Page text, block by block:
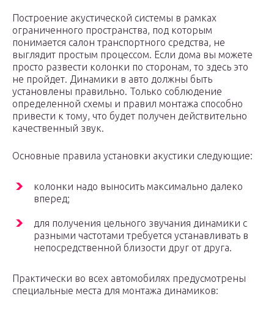
Построение акустической системы в рамках
ограниченного пространства, под которым
понимается салон транспортного средства, не
выглядит простым процессом. Если дома вы можете
просто развести колонки по сторонам, то здесь это
не пройдет. Динамики в авто должны быть
установлены правильно. Только соблюдение
определенной схемы и правил монтажа способно
привести к тому, что будет получен действительно
качественный звук.
Основные правила установки акустики следующие:
колонки надо выносить максимально далеко
вперед;
для получения цельного звучания динамики с
разными частотами требуется устанавливать в
непосредственной близости друг от друга.
Практически во всех автомобилях предусмотрены
специальные места для монтажа динамиков: